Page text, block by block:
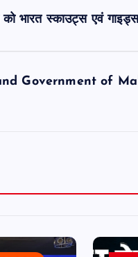
स्काउट्स एवं गाइड्स
Government of